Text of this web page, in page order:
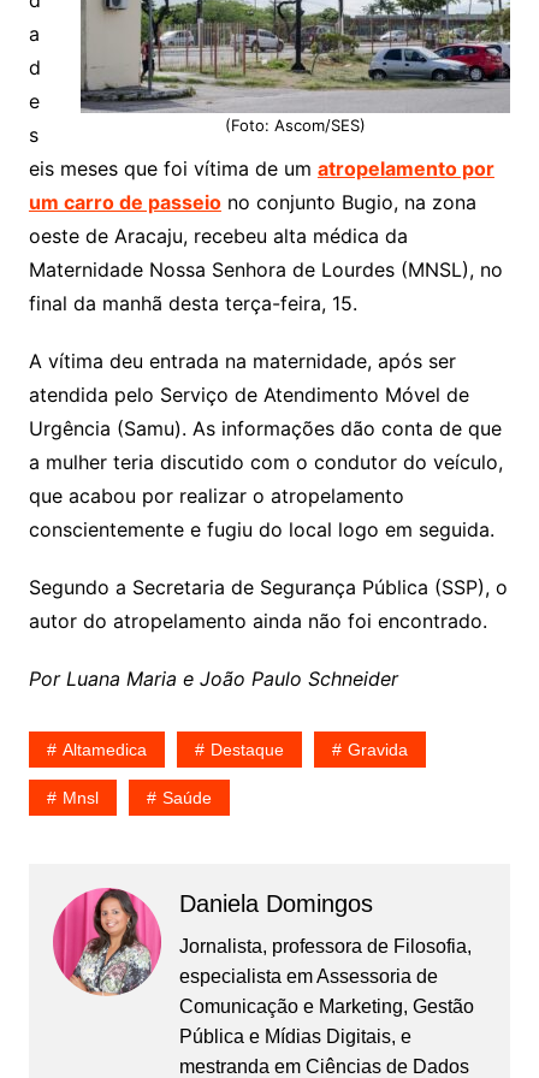
(Foto: Ascom/SES)
a
d
e
s
eis meses que foi vítima de um atropelamento por
um carro de passeiono conjunto Bugio, na zona
oeste de Aracaju, recebeu alta médica da
Maternidade Nossa Senhora de Lourdes (MNSL), no
final da manhã desta terça-feira, 15.
A vítima deu entrada na maternidade, após ser
atendida pelo Serviço de Atendimento Móvel de
Urgência (Samu). As informações dão conta de que
a mulher teria discutido com o condutor do veículo,
que acabou por realizar o atropelamento
conscientemente e fugiu do local logo em seguida.
Segundo a Secretaria de Segurança Pública (SSP), o
autor do atropelamento ainda não foi encontrado.
Por Luana Maria e João Paulo Schneider
Altamedica Destaque Gravida
Mnsl Saúde
Daniela Domingos
Jornalista, professora de Filosofia,
especialista em Assessoria de
Comunicação e Marketing, Gestão
Pública e Mídias Digitais, e
mestranda em Ciências de Dados